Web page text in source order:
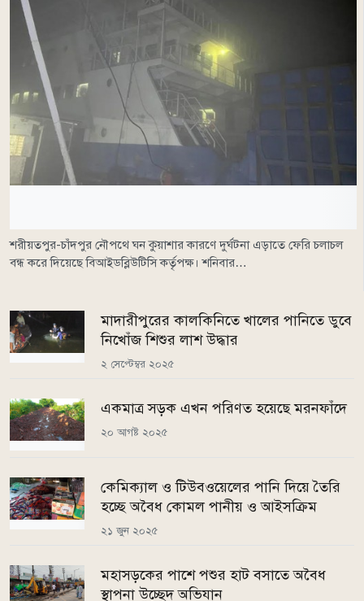
শরীয়তপুর-চাঁদপুর নৌপথে ঘন কুয়াশার কারণে দুর্ঘটনা এড়াতে ফেরি চলাচল
বন্ধ করে দিয়েছে বিআইডব্লিউটিসি কর্তৃপক্ষ। শনিবার…
মাদারীপুরের কালকিনিতে খালের পানিতে ডুবে
নিখোঁজ শিশুর লাশ উদ্ধার
২ সেপ্টেম্বর ২০২৫
একমাত্র সড়ক এখন পরিণত হয়েছে মরনফাঁদে
২০ আগষ্ট ২০২৫
কেমিক্যাল ও টিউবওয়েলের পানি দিয়ে তৈরি
হচ্ছে অবৈধ কোমল পানীয় ও আইসক্রিম
২১ জুন ২০২৫
মহাসড়কের পাশে পশুর হাট বসাতে অবৈধ
স্থাপনা উচ্ছেদ অভিযান